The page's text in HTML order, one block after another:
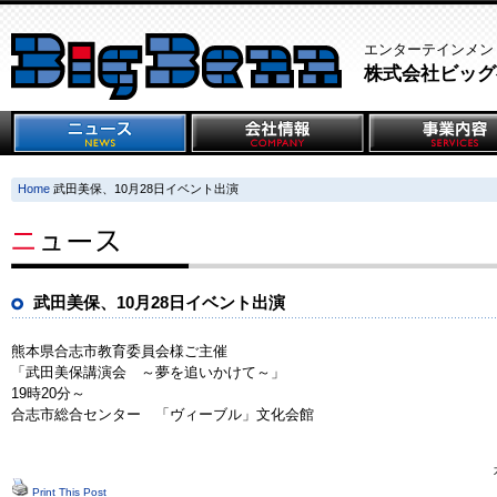
エンターテインメ
株式会社ビッ
Home 武田美保、10月28日イベント出演
武田美保、10月28日イベント出演
熊本県合志市教育委員会様ご主催
「武田美保講演会 ～夢を追いかけて～」
19時20分～
合志市総合センター 「ヴィーブル」文化会館
Print This Post